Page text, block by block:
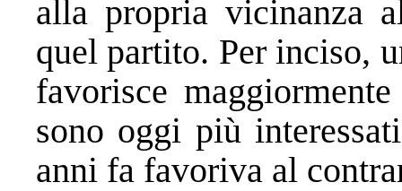
alla propria vicinanza
quel partito. Per inciso,
favorisce
sono oggi più
anni fa favoriva al